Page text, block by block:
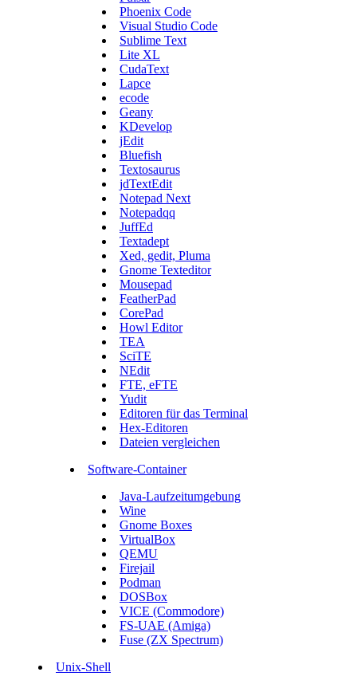
Phoenix Code
Visual Studio Code
Sublime Text
Lite XL
CudaText
Lapce
ecode
Geany
KDevelop
jEdit
Bluefish
Textosaurus
jdTextEdit
Notepad Next
Notepadqq
JuffEd
Textadept
Xed, gedit, Pluma
Gnome Texteditor
Mousepad
FeatherPad
CorePad
Howl Editor
TEA
SciTE
NEdit
FTE, eFTE
Yudit
Editoren für das Terminal
Hex-Editoren
Dateien vergleichen
Software-Container
Java-Laufzeitumgebung
Wine
Gnome Boxes
VirtualBox
QEMU
Firejail
Podman
DOSBox
VICE (Commodore)
FS-UAE (Amiga)
Fuse (ZX Spectrum)
Unix-Shell